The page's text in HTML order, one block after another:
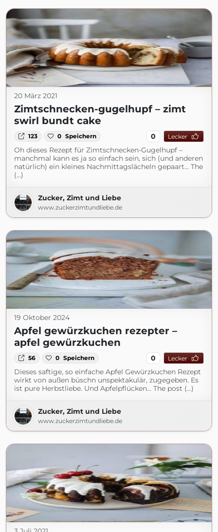
20 März 2021
Zimtschnecken-gugelhupf – zimt
swirl bundt cake
123 0 Speichern 0 Lecker
Oh dieses Rezept für Zimtschnecken-Gugelhupf –
manchmal kann es ja so einfach sein, sich (und anderen
natürlich) ein kleines Nachmittagslächeln gepaart… The
(...)
Zucker, Zimt und Liebe
www.zuckerzimtundliebe.de
19 Oktober 2024
Apfel gewürzkuchen rezepter –
apfel gewürzkuchen
56 0 Speichern 0 Lecker
Dieses saftige, so einfache Apfel Gewürzkuchen Rezept
wirkt von außen büschn unspektakulär, zugegeben. Es
ist pure Herbstliebe. Und Apfelpflücken… The post (...)
Zucker, Zimt und Liebe
www.zuckerzimtundliebe.de